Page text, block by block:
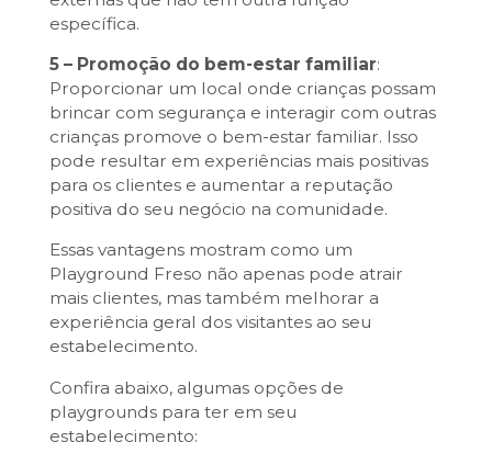
específica.
5 – Promoção do bem-estar familiar:
Proporcionar um local onde crianças possam
brincar com segurança e interagir com outras
crianças promove o bem-estar familiar. Isso
pode resultar em experiências mais positivas
para os clientes e aumentar a reputação
positiva do seu negócio na comunidade.
Essas vantagens mostram como um
Playground Freso não apenas pode atrair
mais clientes, mas também melhorar a
experiência geral dos visitantes ao seu
estabelecimento.
Confira abaixo, algumas opções de
playgrounds para ter em seu
estabelecimento: